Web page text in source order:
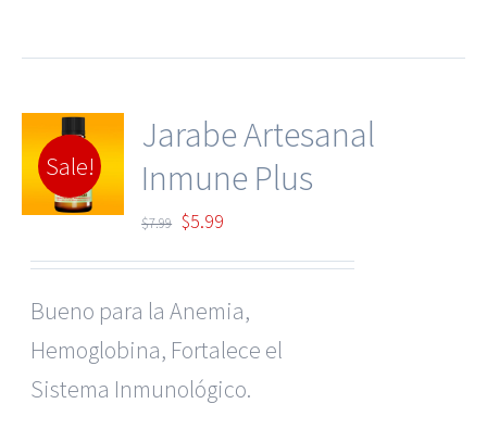
Sale!
Jarabe Artesanal
Inmune Plus
$7.99 Original
price
$7.99.
$5.99
price
is:
$5.99.
Bueno para la Anemia,
Hemoglobina, Fortalece el
Sistema Inmunológico.